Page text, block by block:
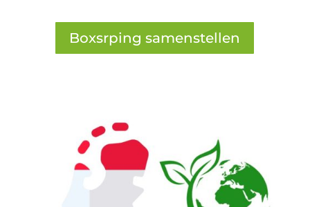
Boxsrping samenstellen